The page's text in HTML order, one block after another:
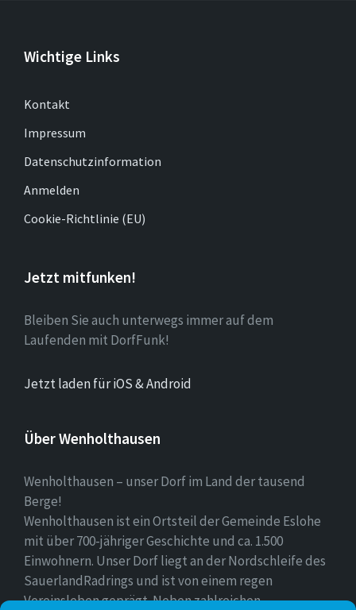
Wichtige Links
Kontakt
Impressum
Datenschutzinformation
Anmelden
Cookie-Richtlinie (EU)
Jetzt mitfunken!
Bleiben Sie auch unterwegs immer auf dem
Laufenden mit DorfFunk!
Jetzt laden für iOS & Android
Über Wenholthausen
Wenholthausen – unser Dorf im Land der tausend
Berge!
Wenholthausen ist ein Ortsteil der Gemeinde Eslohe
mit über 700-jähriger Geschichte und ca. 1.500
Einwohnern. Unser Dorf liegt an der Nordschleife des
SauerlandRadrings und ist von einem regen
Vereinsleben geprägt. Neben zahlreichen